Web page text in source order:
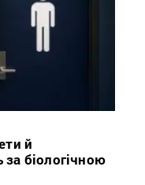
й
за біологічною